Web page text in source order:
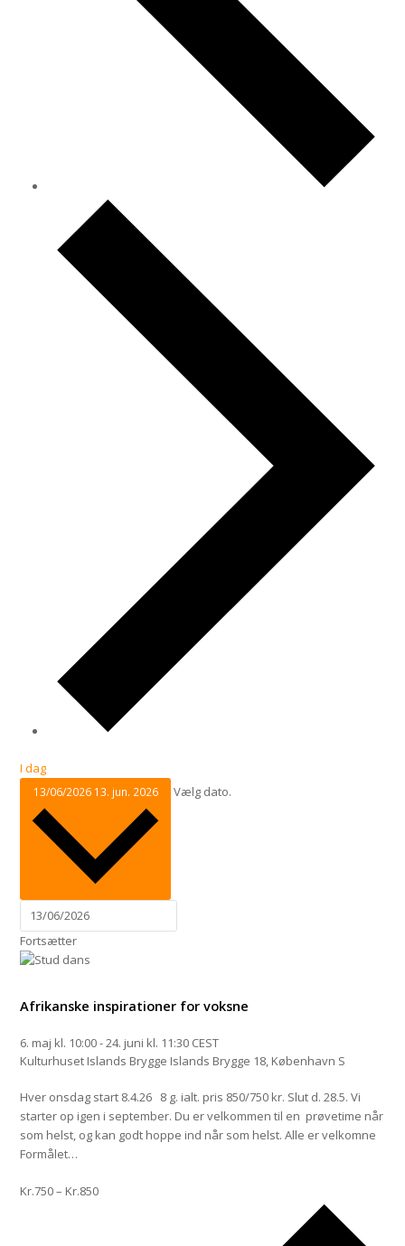
I dag
13/06/2026 13. jun. 2026 Vælg dato.
Fortsætter
Afrikanske inspirationer for voksne
6. maj kl. 10:00-24. juni kl. 11:30 CEST
Kulturhuset Islands Brygge Islands Brygge 18, København S
Hver onsdag start 8.4.26 8 g. ialt. pris 850/750 kr. Slut d. 28.5. Vi
starter op igen i september. Du er velkommen til en prøvetime når
som helst, og kan godt hoppe ind når som helst. Alle er velkomne
Formålet…
Kr.750 – Kr.850